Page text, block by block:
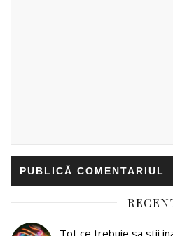
Tot ce trebuie sa stii